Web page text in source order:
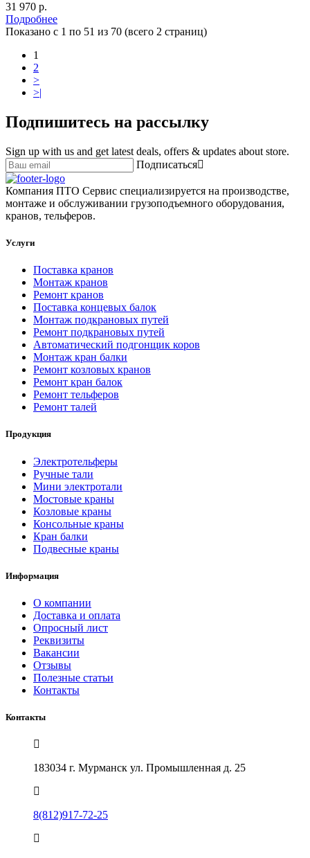
31 970 р.
Подробнее
Показано с 1 по 51 из 70 (всего 2 страниц)
1
2
>
>|
Подпишитесь на рассылку
Sign up with us and get latest deals, offers & updates about store.
Подписаться
Компания ПТО Сервис специализируется на производстве,
монтаже и обслуживании грузоподъемного оборудования,
кранов, тельферов.
Услуги
Поставка кранов
Монтаж кранов
Ремонт кранов
Поставка концевых балок
Монтаж подкрановых путей
Ремонт подкрановых путей
Автоматический подгонщик коров
Монтаж кран балки
Ремонт козловых кранов
Ремонт кран балок
Ремонт тельферов
Ремонт талей
Продукция
Электротельферы
Ручные тали
Мини электротали
Мостовые краны
Козловые краны
Консольные краны
Кран балки
Подвесные краны
Информация
О компании
Доставка и оплата
Опросный лист
Реквизиты
Вакансии
Отзывы
Полезные статьи
Контакты
Контакты
183034 г. Мурманск ул. Промышленная д. 25
8(812)917-72-25